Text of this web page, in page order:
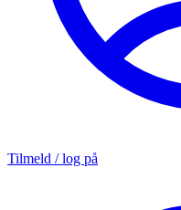
Tilmeld / log på